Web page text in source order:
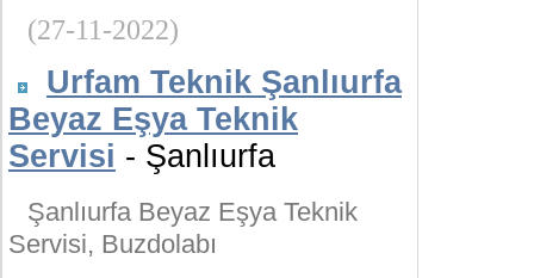
(27-11-2022)
Urfam Teknik Şanlıurfa
Beyaz Eşya Teknik
Servisi - Şanlıurfa
Şanlıurfa Beyaz Eşya Teknik
Servisi, Buzdolabı